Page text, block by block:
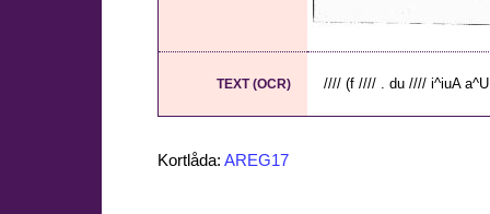
TEXT (OCR) //// (f //// . du //// i^iuA
Kortlåda: AREG17